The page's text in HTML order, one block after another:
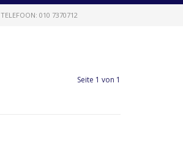
TELEFOON: 010 7370712
Seite 1 von 1